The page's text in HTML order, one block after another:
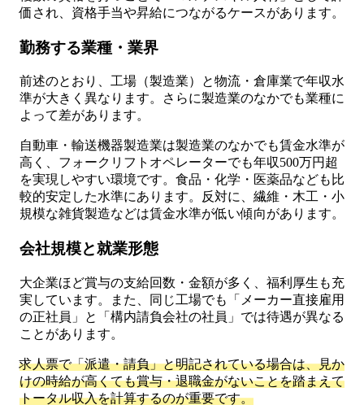
価され、資格手当や昇給につながるケースがあります。
勤務する業種・業界
前述のとおり、工場（製造業）と物流・倉庫業で年収水
準が大きく異なります。さらに製造業のなかでも業種に
よって差があります。
自動車・輸送機器製造業は製造業のなかでも賃金水準が
高く、フォークリフトオペレーターでも年収500万円超
を実現しやすい環境です。食品・化学・医薬品なども比
較的安定した水準にあります。反対に、繊維・木工・小
規模な雑貨製造などは賃金水準が低い傾向があります。
会社規模と就業形態
大企業ほど賞与の支給回数・金額が多く、福利厚生も充
実しています。また、同じ工場でも「メーカー直接雇用
の正社員」と「構内請負会社の社員」では待遇が異なる
ことがあります。
求人票で「派遣・請負」と明記されている場合は、見か
けの時給が高くても賞与・退職金がないことを踏まえて
トータル収入を計算するのが重要です。